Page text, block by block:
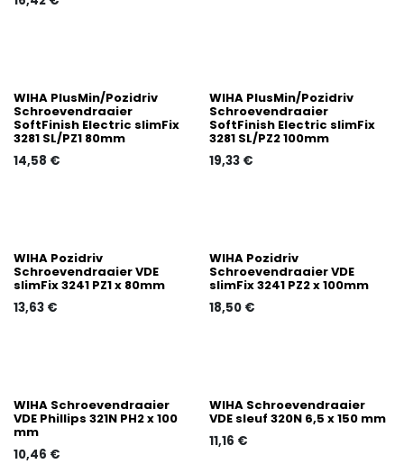
WIHA PlusMin/Pozidriv
Schroevendraaier
SoftFinish Electric slimFix
3281 SL/PZ1 80mm
14,58 €
WIHA PlusMin/Pozidriv
Schroevendraaier
SoftFinish Electric slimFix
3281 SL/PZ2 100mm
19,33€
WIHA Pozidriv
Schroevendraaier VDE
slimFix 3241 PZ1 x 80mm
13,63 €
WIHA Pozidriv
Schroevendraaier VDE
slimFix 3241 PZ2 x 100mm
18,50€
WIHA Schroevendraaier
VDE Phillips 321N PH2 x 100
mm
10,46 €
WIHA Schroevendraaier
VDE sleuf 320N 6,5 x 150 mm
11,16 €